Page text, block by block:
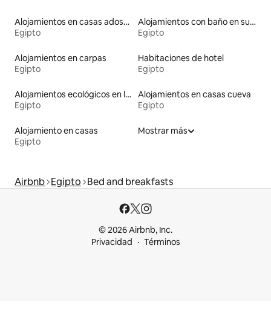
Alojamientos en casas adosadas
Egipto
Alojamientos con baño en suite
Egipto
Alojamientos en carpas
Egipto
Habitaciones de hotel
Egipto
Alojamientos ecológicos en la naturaleza
Egipto
Alojamientos en casas cueva
Egipto
Alojamiento en casas
Egipto
Mostrar más
Airbnb Egipto Bed and breakfasts
© 2026 Airbnb, Inc.
Privacidad
Términos